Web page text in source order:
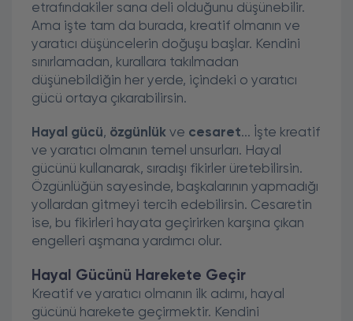
etrafındakiler sana deli olduğunu düşünebilir.
Ama işte tam da burada, kreatif olmanın ve
yaratıcı düşüncelerin doğuşu başlar. Kendini
sınırlamadan, kurallara takılmadan
düşünebildiğin her yerde, içindeki o yaratıcı
gücü ortaya çıkarabilirsin.
Hayal gücü, özgünlük ve cesaret... İşte kreatif
ve yaratıcı olmanın temel unsurları. Hayal
gücünü kullanarak, sıradışı fikirler üretebilirsin.
Özgünlüğün sayesinde, başkalarının yapmadığı
yollardan gitmeyi tercih edebilirsin. Cesaretin
ise, bu fikirleri hayata geçirirken karşına çıkan
engelleri aşmana yardımcı olur.
Hayal Gücünü Harekete Geçir
Kreatif ve yaratıcı olmanın ilk adımı, hayal
gücünü harekete geçirmektir. Kendini